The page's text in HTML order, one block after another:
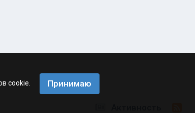
cookie. Принимаю